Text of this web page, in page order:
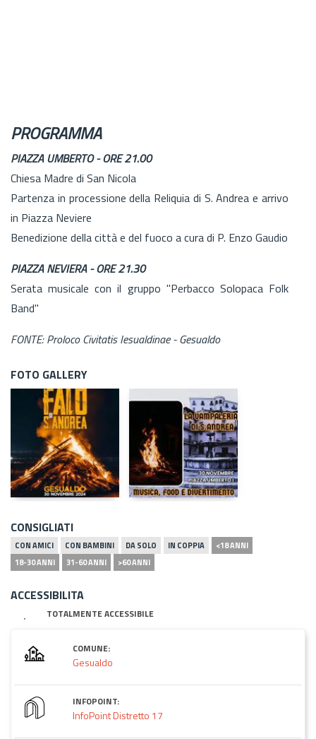
PROGRAMMA
PIAZZA UMBERTO - ORE 21.00
Chiesa Madre di San Nicola
Partenza in processione della Reliquia di S. Andrea e arrivo
in Piazza Neviere
Benedizione della città e del fuoco a cura di P. Enzo Gaudio
PIAZZA NEVIERA - ORE 21.30
Serata musicale con il gruppo "Perbacco Solopaca Folk
Band"
FONTE: Proloco Civitatis Iesualdinae - Gesualdo
FOTO GALLERY
CONSIGLIATI
CON AMICI CON BAMBINI DA SOLO IN COPPIA
<18 ANNI
18-30 ANNI
31-60 ANNI >60 ANNI
ACCESSIBILITA
TOTALMENTE ACCESSIBILE
COMUNE:
Gesualdo
INFOPOINT:
InfoPoint Distretto 17